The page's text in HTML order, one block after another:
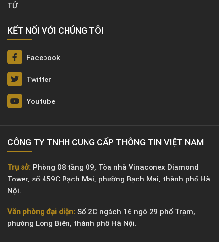
TỬ
KẾT NỐI VỚI CHÚNG TÔI
Facebook
Twitter
Youtube
CÔNG TY TNHH CUNG CẤP THÔNG TIN VIỆT NAM
Trụ sở: Phòng 08 tầng 09, Tòa nhà Vinaconex Diamond
Tower, số 459C Bạch Mai, phường Bạch Mai, thành phố Hà
Nội.
Văn phòng đại diện: Số 2C ngách 16 ngõ 29 phố Trạm,
phường Long Biên, thành phố Hà Nội.